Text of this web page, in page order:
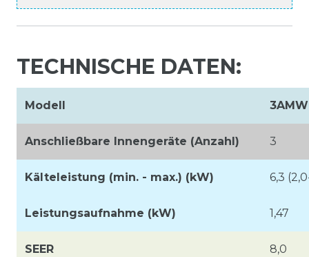
TECHNISCHE DATEN:
Modell
Anschließbare Innengeräte (Anzahl) 3
Kälteleistung (min. - max.) (kW) 6,3
Leistungsaufnahme (kW) 1,47
SEER 8,0